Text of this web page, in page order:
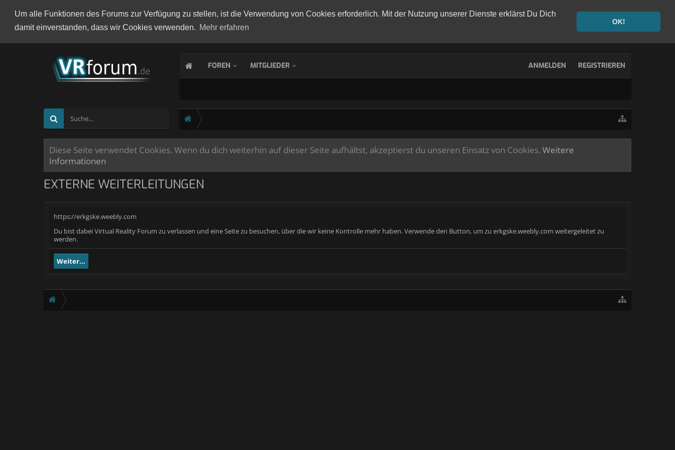
Um alle Funktionen des Forums zur Verfügung zu stellen, ist die Verwendung von Cookies erforderlich. Mit der Nutzung unserer Dienste erklärst Du Dich
damit einverstanden, dass wir Cookies verwenden. Mehr erfahren
OK!
FOREN MITGLIEDER ANMELDEN REGISTRIEREN
Diese Seite verwendet Cookies. Wenn du dich weiterhin auf dieser Seite aufhältst, akzeptierst du unseren Einsatz von Cookies. Weitere
Informationen
EXTERNE WEITERLEITUNGEN
https://erkgske.weebly.com
Du bist dabei Virtual Reality Forum zu verlassen und eine Seite zu besuchen, über die wir keine Kontrolle mehr haben. Verwende den Button, um zu erkgske.weebly.com weitergeleitet zu
werden.
Weiter...